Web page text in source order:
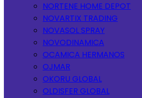
NORTENE HOME DEPOT
NOVARTIX TRADING
NOVASOL SPRAY
NOVODINAMICA
OCAMICA HERMANOS
OJMAR
OKORU GLOBAL
OLDISFER GLOBAL